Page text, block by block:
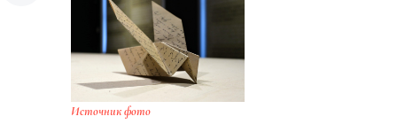
Источник фото